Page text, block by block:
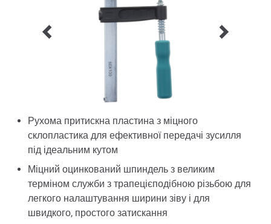
Рухома притискна пластина з міцного
склопластика для ефективної передачі зусилля
під ідеальним кутом
Міцний оцинкований шпиндель з великим
терміном служби з трапецієподібною різьбою для
легкого налаштування ширини зіву і для
швидкого, простого затискання